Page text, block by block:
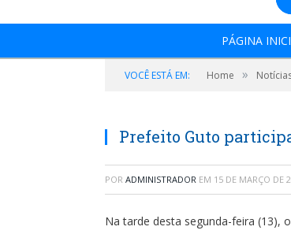
PÁGINA
VOCÊ ESTÁ EM: Home »
Prefeito Guto
POR ADMINISTRADOR EM 15 DE MARÇO DE
Na tarde desta segunda-feira (13),